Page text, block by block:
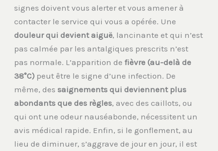
signes doivent vous alerter et vous amener à
contacter le service qui vous a opérée. Une
douleur qui devient aiguë, lancinante et qui n’est
pas calmée par les antalgiques prescrits n’est
pas normale. L’apparition defièvre (au-delà de
38°C) peut être le signe d’une infection. De
même, des saignements qui deviennent plus
abondants que des règles, avec des caillots, ou
qui ont une odeur nauséabonde, nécessitent un
avis médical rapide. Enfin, si le gonflement, au
lieu de diminuer, s’aggrave de jour en jour, il est